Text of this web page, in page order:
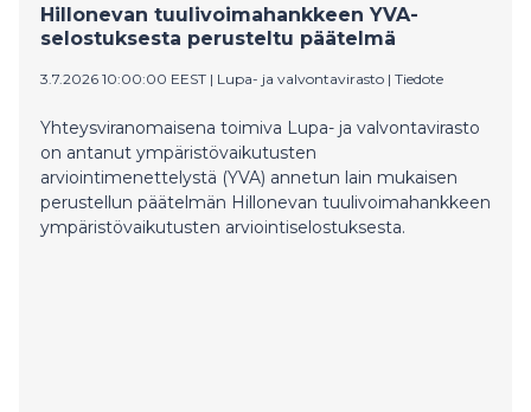
Käyttöönottotarkastuksen saa suorittaa vain henkilö,
joka on perehtynyt nostoapuväline
Hillonevan tuulivoimahankkeen YVA-
selostuksesta perusteltu päätelmä
3.7.2026 10:00:00 EEST | Lupa- ja valvontavirasto | Tiedote
Yhteysviranomaisena toimiva Lupa- ja valvontavirasto
on antanut ympäristövaikutusten
arviointimenettelystä (YVA) annetun lain mukaisen
perustellun päätelmän Hillonevan tuulivoimahankkeen
ympäristövaikutusten arviointiselostuksesta.